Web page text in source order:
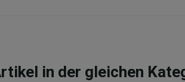
in der gleichen